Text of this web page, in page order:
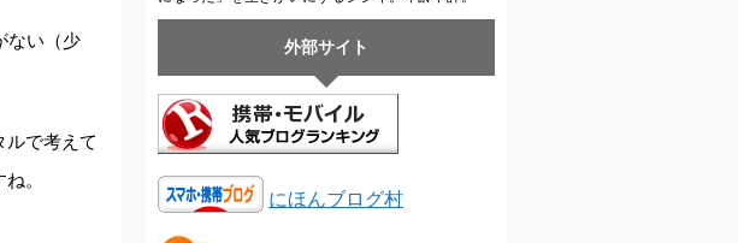
ない（少
で考えて
。
外部サイト
にほんブログ村